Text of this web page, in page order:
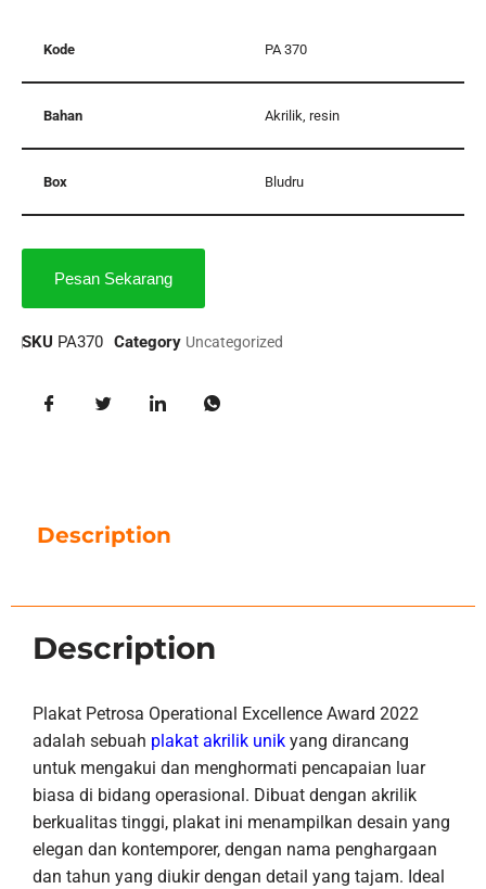
Kode PA 370
Bahan Akrilik, resin
Box Bludru
Pesan Sekarang
SKU PA370 Category Uncategorized
Description
Description
Plakat Petrosa Operational Excellence Award 2022
adalah sebuah plakat akrilik unik yang dirancang
untuk mengakui dan menghormati pencapaian luar
biasa di bidang operasional. Dibuat dengan akrilik
berkualitas tinggi, plakat ini menampilkan desain yang
elegan dan kontemporer, dengan nama penghargaan
dan tahun yang diukir dengan detail yang tajam. Ideal